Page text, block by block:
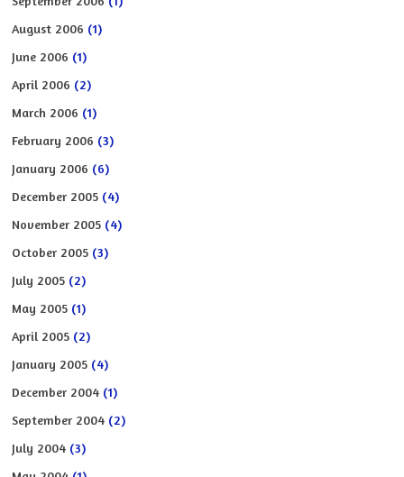
August 2006 (1)
June 2006 (1)
April 2006 (2)
March 2006 (1)
February 2006 (3)
January 2006 (6)
December 2005 (4)
November 2005 (4)
October 2005 (3)
July 2005 (2)
May 2005 (1)
April 2005 (2)
January 2005 (4)
December 2004 (1)
September 2004 (2)
July 2004 (3)